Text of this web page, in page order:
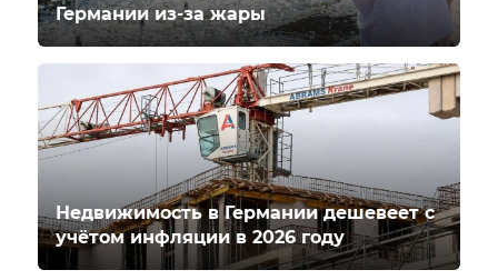
Германии из-за жары
Недвижимость в Германии дешевеет с
учётом инфляции в 2026 году